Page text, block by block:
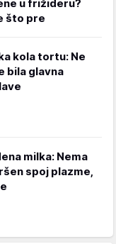
u frižideru?
što pre
kola tortu: Ne
bila glavna
milka: Nema
spoj plazme,